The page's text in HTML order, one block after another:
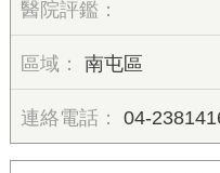
南屯區
04-